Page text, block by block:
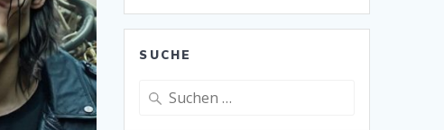
SUCHE
Suche